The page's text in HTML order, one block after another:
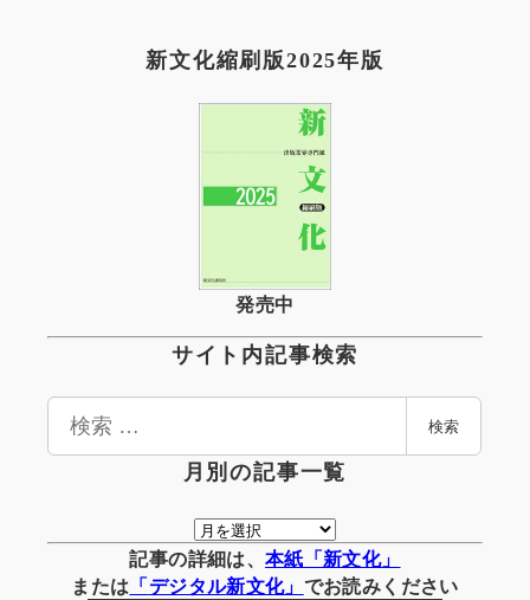
新文化縮刷版2025年版
発売中
サイト内記事検索
検
検索
月別の記事一覧
月
別
の
記事の詳細は、 本紙「新文化」
または 「デジタル新文化」 でお読みください